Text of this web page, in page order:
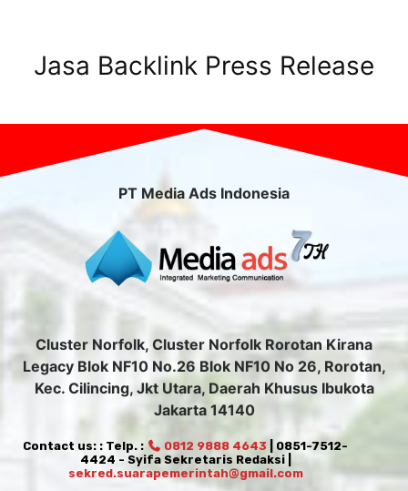
Jasa Backlink Press Release
PT Media Ads Indonesia
Cluster Norfolk, Cluster Norfolk Rorotan Kirana
Legacy Blok NF10 No.26 Blok NF10 No 26, Rorotan,
Kec. Cilincing, Jkt Utara, Daerah Khusus Ibukota
Jakarta 14140
Contact us: : Telp. : 0812 9888 4643 | 0851-7512-
4424 - Syifa Sekretaris Redaksi |
sekred.suarapemerintah@gmail.com